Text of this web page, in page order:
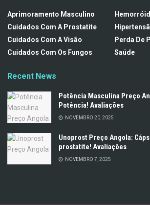
Aprimoramento Masculino
Cuidados Com A Prostatite
Cuidados Com A Visão
Cuidados Com Os Fungos
Perda De
Saúde
Recent News
Potência Masculina Preço
Potência! Avaliações
NOVEMBRO 20, 2025
Unoprost Preço Angola:
prostatite! Avaliações
NOVEMBRO 7, 2025